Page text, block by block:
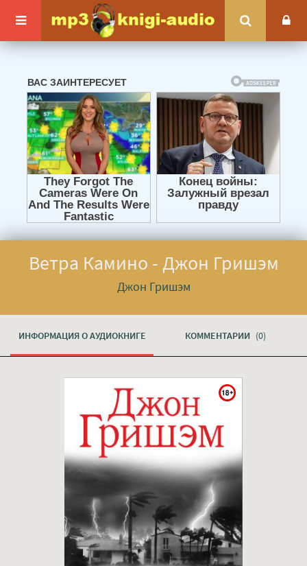
Ветра Камино - Джон Гришэм
Джон Гришэм
ИНФОРМАЦИЯ О АУДИОКНИГЕ КОММЕНТАРИИ (0)